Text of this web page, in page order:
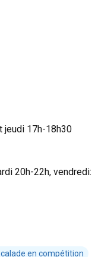
jeudi 17h-18h30
20h-22h, vendredi:
en compétition